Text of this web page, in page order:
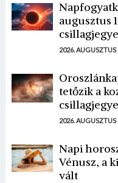
augusztus
2026. AUGUSZTUS
tetőzik a
2026. AUGUSZTUS
Napi
Vénusz, a
vált